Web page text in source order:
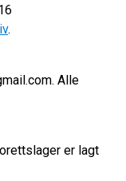
.
Alle
er lagt